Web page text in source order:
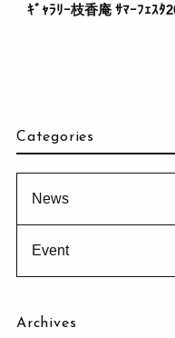
ｷﾞｬﾗﾘｰ枝香庵 ｻﾏｰﾌｪｽﾀ
Categories
News
Event
Archives